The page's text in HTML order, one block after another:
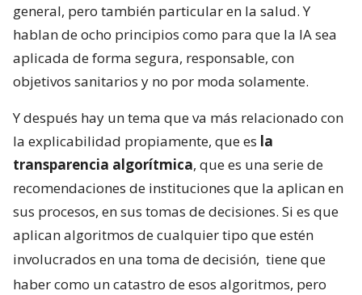
general, pero también particular en la salud. Y
hablan de ocho principios como para que la IA sea
aplicada de forma segura, responsable, con
objetivos sanitarios y no por moda solamente.
Y después hay un tema que va más relacionado con
la explicabilidad propiamente, que es la
transparencia algorítmica, que es una serie de
recomendaciones de instituciones que la aplican en
sus procesos, en sus tomas de decisiones. Si es que
aplican algoritmos de cualquier tipo que estén
involucrados en una toma de decisión, tiene que
haber como un catastro de esos algoritmos, pero